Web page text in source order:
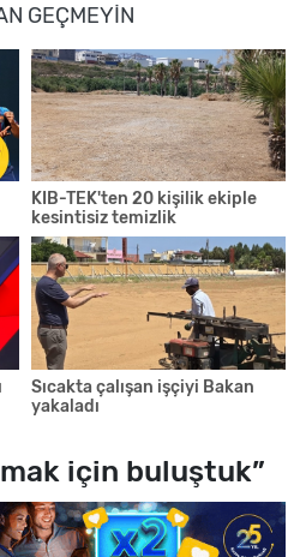
GEÇMEYIN
KIB-TEK'ten 20 kişilik ekiple
kesintisiz temizlik
Sıcakta çalışan işçiyi Bakan
yakaladı
için buluştuk”